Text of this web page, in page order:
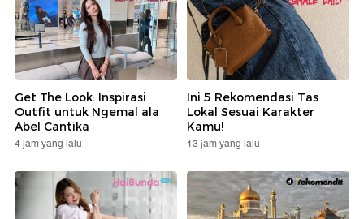
Get The Look: Inspirasi
Outfit untuk Ngemal ala
Abel Cantika
4 jam yang lalu
Ini 5 Rekomendasi Tas
Lokal Sesuai Karakter
Kamu!
13 jam yang lalu